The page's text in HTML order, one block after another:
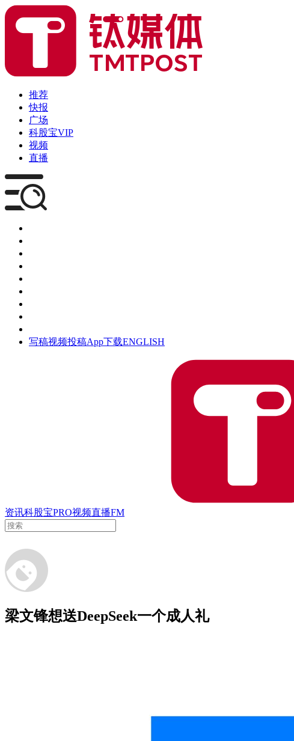
推荐
快报
广场
科股宝VIP
视频
直播
写稿视频投稿App下载ENGLISH
资讯科股宝PRO视频直播FM
梁文锋想送DeepSeek一个成人礼